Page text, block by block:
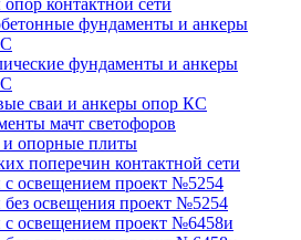
фундаменты и анкеры
фундаменты и анкеры
сваи и анкеры опор КС
мачт светофоров
опорные плиты
поперечин контактной сети
с освещением проект №5254
без освещения проект №5254
с освещением проект №6458и